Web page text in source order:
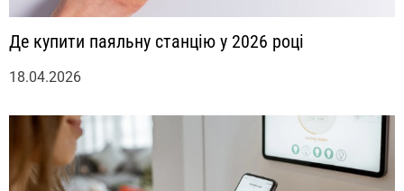
Де купити паяльну станцію у 2026 році
18.04.2026